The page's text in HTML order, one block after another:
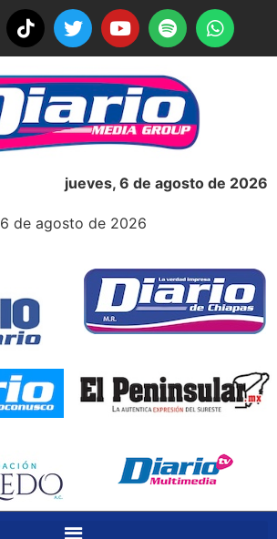
jueves, 6 de agosto de 2026
6 de agosto de 2026